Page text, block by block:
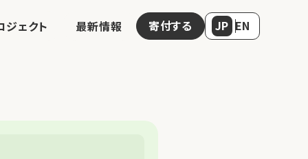
ジェクト 最新情報 寄付する JP EN